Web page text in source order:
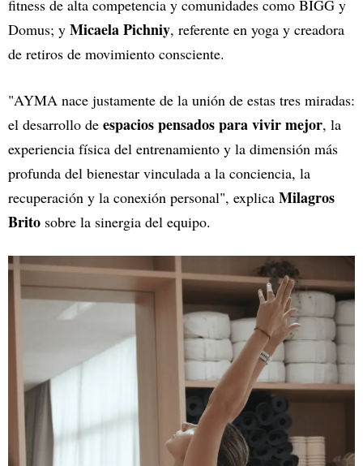
fitness de alta competencia y comunidades como BIGG y
Domus; y Micaela Pichniy, referente en yoga y creadora
de retiros de movimiento consciente.
"AYMA nace justamente de la unión de estas tres miradas:
el desarrollo de espacios pensados para vivir mejor, la
experiencia física del entrenamiento y la dimensión más
profunda del bienestar vinculada a la conciencia, la
recuperación y la conexión personal", explica Milagros
Brito sobre la sinergia del equipo.